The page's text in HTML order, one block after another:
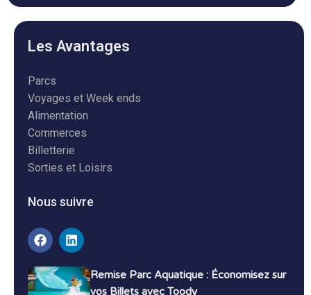
Les Avantages
Parcs
Voyages et Week ends
Alimentation
Commerces
Billetterie
Sorties et Loisirs
Nous suivre
Remise Parc Aquatique : Économisez sur
vos Billets avec Toody